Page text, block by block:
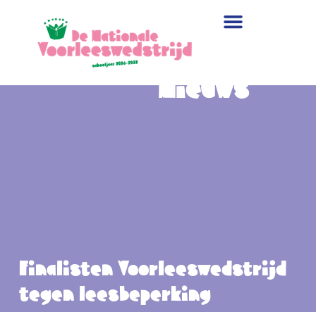
Laatste
Nieuws
Finalisten Voorleeswedstrijd
tegen leesbeperking